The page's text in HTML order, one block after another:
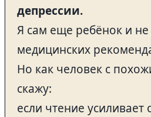
депрессии.
Я сам еще ребёнок и
медицинских
Но как человек с
скажу:
если чтение усиливает